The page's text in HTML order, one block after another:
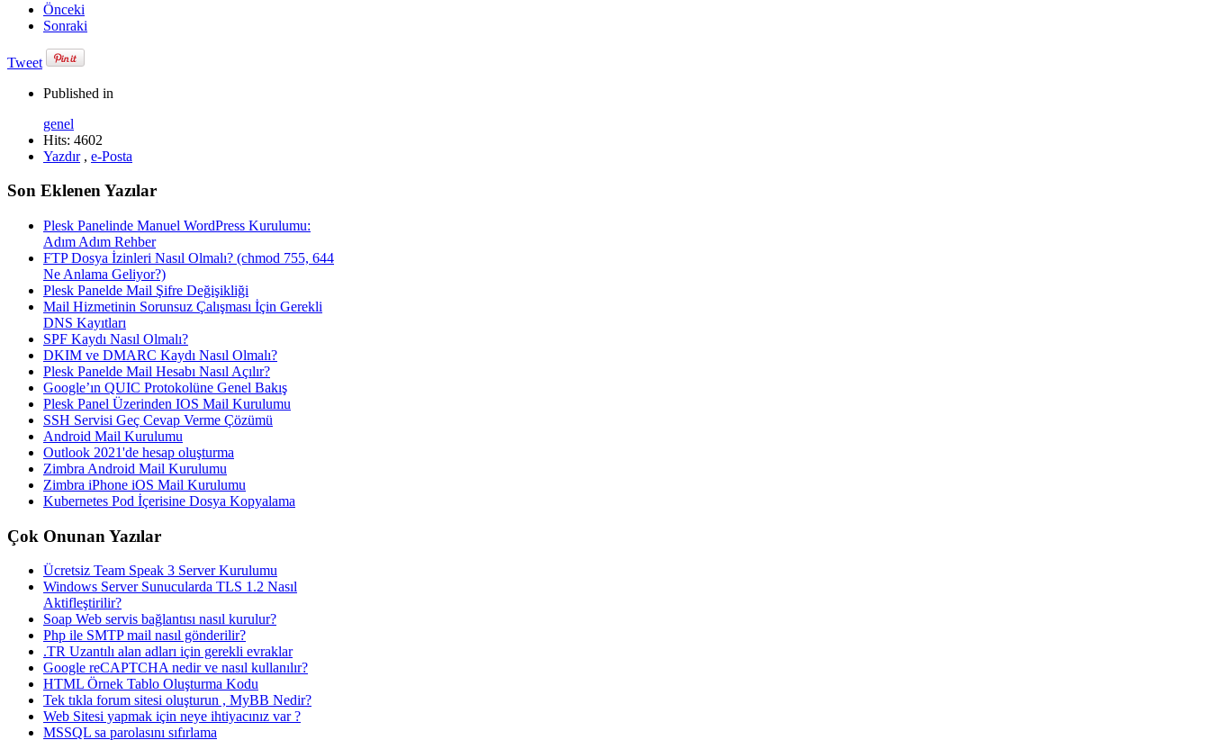
Önceki
Sonraki
Tweet
Published in
genel
Hits: 4602
Yazdır, e-Posta
Son Eklenen Yazılar
Plesk Panelinde Manuel WordPress Kurulumu:
Adım Adım Rehber
FTP Dosya İzinleri Nasıl Olmalı? (chmod 755, 644
Ne Anlama Geliyor?)
Plesk Panelde Mail Şifre Değişikliği
Mail Hizmetinin Sorunsuz Çalışması İçin Gerekli
DNS Kayıtları
SPF Kaydı Nasıl Olmalı?
DKIM ve DMARC Kaydı Nasıl Olmalı?
Plesk Panelde Mail Hesabı Nasıl Açılır?
Google’ın QUIC Protokolüne Genel Bakış
Plesk Panel Üzerinden IOS Mail Kurulumu
SSH Servisi Geç Cevap Verme Çözümü
Android Mail Kurulumu
Outlook 2021'de hesap oluşturma
Zimbra Android Mail Kurulumu
Zimbra iPhone iOS Mail Kurulumu
Kubernetes Pod İçerisine Dosya Kopyalama
Çok Onunan Yazılar
Ücretsiz Team Speak 3 Server Kurulumu
Windows Server Sunucularda TLS 1.2 Nasıl
Aktifleştirilir?
Soap Web servis bağlantısı nasıl kurulur?
Php ile SMTP mail nasıl gönderilir?
.TR Uzantılı alan adları için gerekli evraklar
Google reCAPTCHA nedir ve nasıl kullanılır?
HTML Örnek Tablo Oluşturma Kodu
Tek tıkla forum sitesi oluşturun , MyBB Nedir?
Web Sitesi yapmak için neye ihtiyacınız var ?
MSSQL sa parolasını sıfırlama